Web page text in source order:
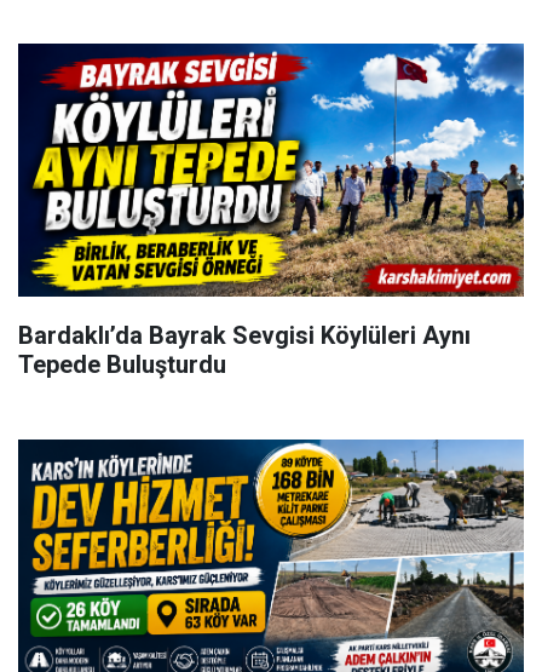
Bardaklı’da Bayrak Sevgisi Köylüleri Aynı
Tepede Buluşturdu